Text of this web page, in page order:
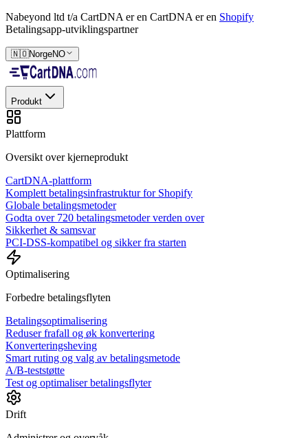
Nabeyond ltd t/a CartDNA er en CartDNA er en Shopify
Betalingsapp-utviklingspartner
🇳🇴NorgeNO
Produkt
Plattform
Oversikt over kjerneprodukt
CartDNA-plattform
Komplett betalingsinfrastruktur for Shopify
Globale betalingsmetoder
Godta over 720 betalingsmetoder verden over
Sikkerhet & samsvar
PCI-DSS-kompatibel og sikker fra starten
Optimalisering
Forbedre betalingsflyten
Betalingsoptimalisering
Reduser frafall og øk konvertering
Konverteringsheving
Smart ruting og valg av betalingsmetode
A/B-teststøtte
Test og optimaliser betalingsflyter
Drift